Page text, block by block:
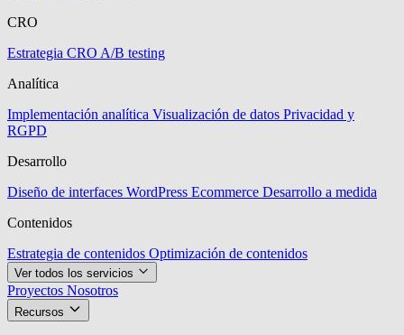
CRO
Estrategia CRO A/B testing
Analítica
Implementación analítica Visualización de datos Privacidad y
RGPD
Desarrollo
Diseño de interfaces WordPress Ecommerce Desarrollo a medida
Contenidos
Estrategia de contenidos Optimización de contenidos
Ver todos los servicios
Proyectos Nosotros
Recursos